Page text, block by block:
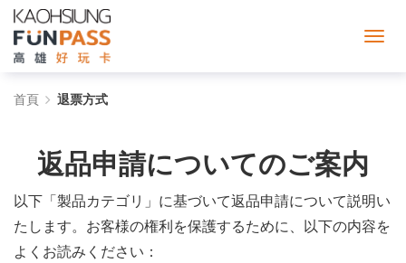
退
式
首頁 退票方式
返品申請についてのご案内
以下「製品カテゴリ」に基づいて返品申請について説明い
たします。お客様の権利を保護するために、以下の内容を
よくお読みください：